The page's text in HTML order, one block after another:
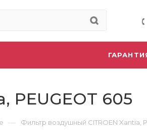
PEUGEOT 605
— Фильтр воздушный CITROEN Xantia,